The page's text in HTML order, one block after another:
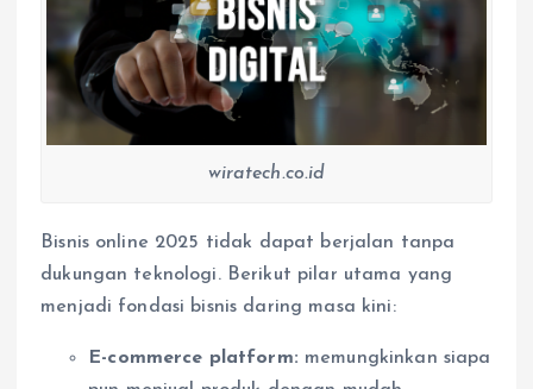
wiratech.co.id
Bisnis online 2025 tidak dapat berjalan tanpa
dukungan teknologi. Berikut pilar utama yang
menjadi fondasi bisnis daring masa kini:
E-commerce platform: memungkinkan siapa